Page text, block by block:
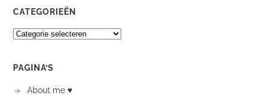
CATEGORIEËN
CATEGORIEËN
PAGINA’S
About me ♥